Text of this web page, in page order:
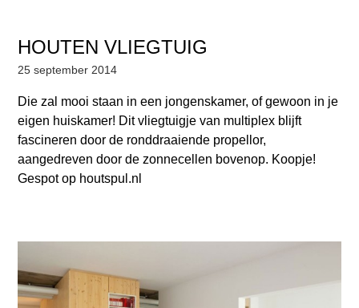
HOUTEN VLIEGTUIG
25 september 2014
Die zal mooi staan in een jongenskamer, of gewoon in je
eigen huiskamer! Dit vliegtuigje van multiplex blijft
fascineren door de ronddraaiende propellor,
aangedreven door de zonnecellen bovenop. Koopje!
Gespot op houtspul.nl